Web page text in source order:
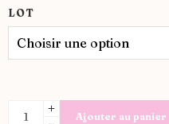
LOT
Ajouter au panier